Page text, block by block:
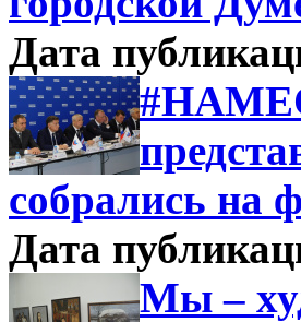
Дата
собрались на
Дата
Мы –